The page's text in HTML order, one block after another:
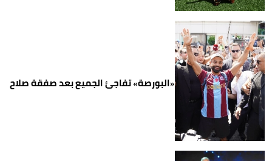
«البورصة» تفاجئ الجميع بعد صفقة صلاح